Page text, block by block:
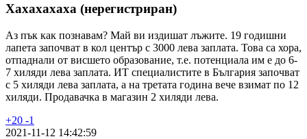
Хахахахаха (нерегистриран)
Аз пък как познавам? Май ви издишат лъжите. 19 годишни
лапета започват в кол център с 3000 лева заплата. Това са хора,
отпаднали от висшето образование, т.е. потенциала им е до 6-
7 хиляди лева заплата. ИТ специалистите в България започват
с 5 хиляди лева заплата, а на третата година вече взимат по 12
хиляди. Продавачка в магазин 2 хиляди лева.
+20 -1
2021-11-12 14:42:59